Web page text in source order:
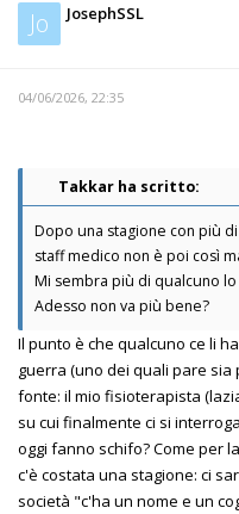
Jo JosephSSL
04/06/2026, 22:35
Takkar ha scritto:
Dopo una stagione con più
staff medico non è poi così
Mi sembra più di qualcuno lo
Adesso non va più bene?
Il punto è che qualcuno ce li
guerra (uno dei quali pare
fonte: il mio fisioterapista
su cui finalmente ci si
oggi fanno schifo? Come per
c'è costata una stagione: ci
società "c'ha un nome e un